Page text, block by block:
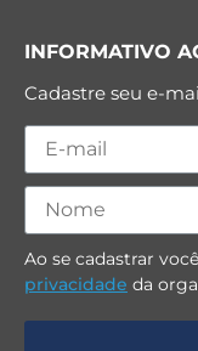
INFORMATIVO
Cadastre seu e-
Ao se cadastrar
privacidade da